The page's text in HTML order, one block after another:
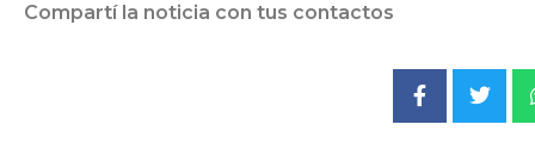
Compartí la noticia con tus contactos